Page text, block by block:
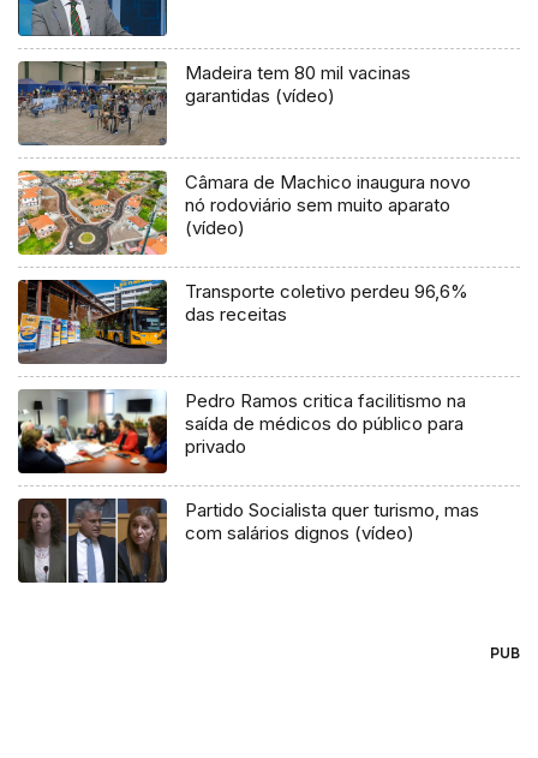
Madeira tem 80 mil vacinas
garantidas (vídeo)
Câmara de Machico inaugura novo
nó rodoviário sem muito aparato
(vídeo)
Transporte coletivo perdeu 96,6%
das receitas
Pedro Ramos critica facilitismo na
saída de médicos do público para
privado
Partido Socialista quer turismo, mas
com salários dignos (vídeo)
PUB